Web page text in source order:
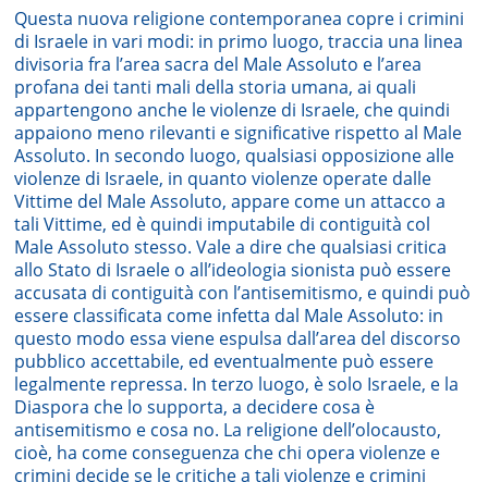
Questa nuova religione contemporanea copre i crimini
di Israele in vari modi: in primo luogo, traccia una linea
divisoria fra l’area sacra del Male Assoluto e l’area
profana dei tanti mali della storia umana, ai quali
appartengono anche le violenze di Israele, che quindi
appaiono meno rilevanti e significative rispetto al Male
Assoluto. In secondo luogo, qualsiasi opposizione alle
violenze di Israele, in quanto violenze operate dalle
Vittime del Male Assoluto, appare come un attacco a
tali Vittime, ed è quindi imputabile di contiguità col
Male Assoluto stesso. Vale a dire che qualsiasi critica
allo Stato di Israele o all’ideologia sionista può essere
accusata di contiguità con l’antisemitismo, e quindi può
essere classificata come infetta dal Male Assoluto: in
questo modo essa viene espulsa dall’area del discorso
pubblico accettabile, ed eventualmente può essere
legalmente repressa. In terzo luogo, è solo Israele, e la
Diaspora che lo supporta, a decidere cosa è
antisemitismo e cosa no. La religione dell’olocausto,
cioè, ha come conseguenza che chi opera violenze e
crimini decide se le critiche a tali violenze e crimini